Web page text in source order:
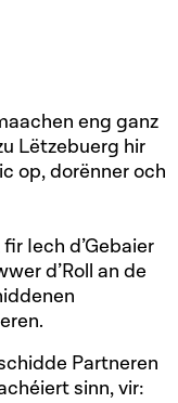
eng ganz
Lëtzebuerg hir
op, dorënner och
Iech d’Gebaier
d’Roll an de
Partneren
sinn, vir: